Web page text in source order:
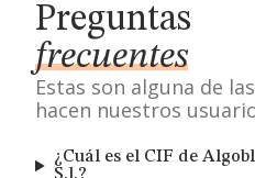
Preguntas
frecuentes
Estas son alguna de
hacen nuestros
¿Cuál es el CIF de